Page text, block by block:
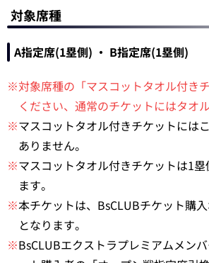
対象席種
A指定席(1塁側) ・ B指定席(1塁側)
※対象席種の「マスコットタオル付き
ください、通常のチケットにはタオ
※マスコットタオル付きチケットには
ありません。
※マスコットタオル付きチケットは1
ます。
※本チケットは、BsCLUBチケット購
となります。
※BsCLUBエクストラプレミアムメン